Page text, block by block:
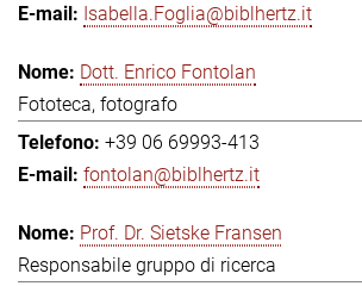
Isabella.Foglia@biblhertz.it
Dott. Enrico Fontolan
Fototeca, fotografo
+39 06 69993-413
fontolan@biblhertz.it
Prof. Dr. Sietske Fransen
Responsabile gruppo di ricerca